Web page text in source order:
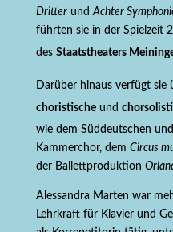
DritterundAchter
führten sie in der Spielzeit
des Staatstheaters
Darüber hinaus verfügt sie
choristischeund
wie dem Süddeutschen
Kammerchor, dem Circus
der Ballettproduktion
Alessandra Marten war
Lehrkraft für Klavier und